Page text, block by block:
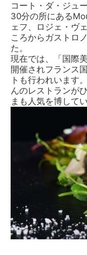
コート・ダ・ジュ
30分の所にある
ェフ、ロジェ・ヴ
ころからガストロ
た。
現在では、「国際
開催されフランス
トも行われいます
んのレストランが
まも人気を博してい